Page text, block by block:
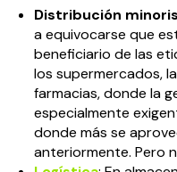
Distribución
a equivocarse que
beneficiario de las
los supermercados,
farmacias, donde la
especialmente
donde más se
anteriormente. Pero